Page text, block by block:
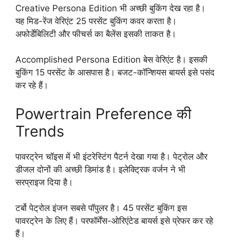
Creative Persona Edition भी अच्छी बुकिंग देख रहा है।
यह मिड-रेंज वेरिएंट 25 परसेंट बुकिंग कवर करता है।
अफोर्डेबिलिटी और फीचर्स का बैलेंस इसकी ताकत है।
Accomplished Persona Edition बेस वेरिएंट है। इसकी
बुकिंग 15 परसेंट के आसपास है। बजट-कॉन्शियस बायर्स इसे पसंद
कर रहे हैं।
Powertrain Preference की
Trends
पावरट्रेन चॉइस में भी इंटरेस्टिंग पैटर्न देखा गया है। पेट्रोल और
डीजल दोनों की अच्छी डिमांड है। इलेक्ट्रिक वर्जन ने भी
सरप्राइज दिया है।
टर्बो पेट्रोल इंजन सबसे पॉपुलर है। 45 परसेंट बुकिंग इस
पावरट्रेन के लिए हैं। परफॉर्मेंस-ओरिएंटेड बायर्स इसे प्रेफर कर रहे
हैं।